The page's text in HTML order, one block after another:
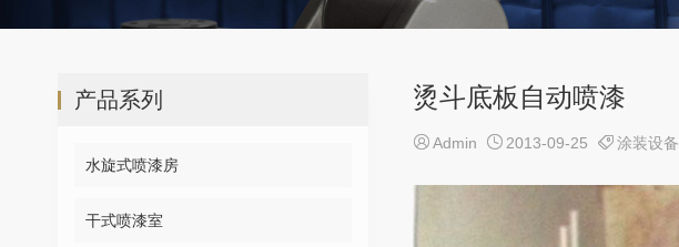
烫斗底板自动喷漆
Admin  2013-09-25 涂装设备
产品系列
水旋式喷漆房
干式喷漆室